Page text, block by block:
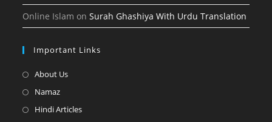
Online Islam onSurah Ghashiya With Urdu Translation
Important Links
About UsOpens
a
NamazOpens
in
Hindi ArticlesOpens